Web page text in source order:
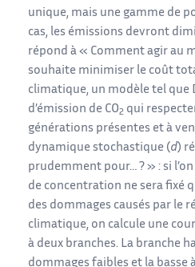
unique, mais une gamme de
cas, les émissions devront
répond à « Comment agir au
souhaite minimiser le coût
climatique, un modèle tel que
d’émission de CO2 qui
générations présentes et à
dynamique stochastique ( d)
prudemment pour… ? » : si
de concentration ne sera fixé
des dommages causés par le
climatique, on calcule une
à deux branches. La branche
dommages faibles et la basse